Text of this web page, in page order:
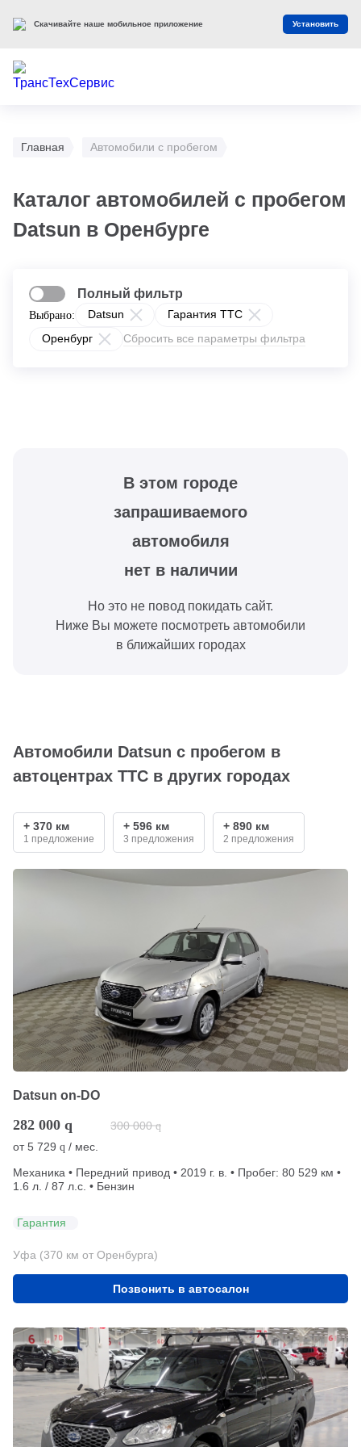
Главная Автомобили с пробегом
Каталог автомобилей с пробегом
Datsun в Оренбурге
Выбрано: Datsun
Гарантия ТТС
Оренбург
Сбросить все параметры фильтра
Полный фильтр
В этом городе
запрашиваемого
автомобиля
нет в наличии
Но это не повод покидать сайт.
Ниже Вы можете посмотреть автомобили
в ближайших городах
Автомобили Datsun с пробегом в
автоцентрах ТТС в других городах
+ 370 км
1 предложение
+ 596 км
3 предложения
+ 890 км
2 предложения
Datsun on-DO
282 000 q 300 000 q
от5 729 q / мес.
Механика • Передний привод • 2019 г. в. • Пробег: 80 529 км •
1.6 л. / 87 л.с. • Бензин
Гарантия
Уфа (370 км от Оренбурга)
Позвонить в автосалон
Скачивайте наше мобильное приложение Установить